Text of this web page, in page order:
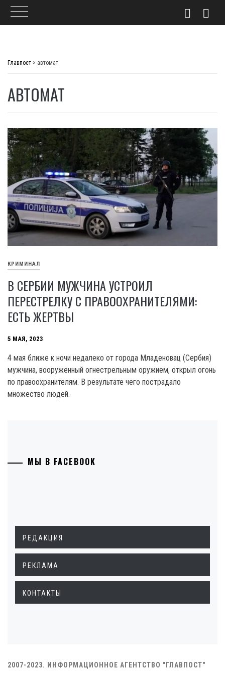
Главпост > автомат
АВТОМАТ
КРИМИНАЛ
В СЕРБИИ МУЖЧИНА УСТРОИЛ
ПЕРЕСТРЕЛКУ С ПРАВООХРАНИТЕЛЯМИ:
ЕСТЬ ЖЕРТВЫ
5 МАЯ, 2023
4 мая ближе к ночи недалеко от города Младеновац (Сербия)
мужчина, вооруженный огнестрельным оружием, открыл огонь
по правоохранителям. В результате чего пострадало
множество людей.
МЫ В FACEBOOK
РЕДАКЦИЯ
РЕКЛАМА
КОНТАКТЫ
2007-2023. ИНФОРМАЦИОННОЕ АГЕНТСТВО "ГЛАВПОСТ"